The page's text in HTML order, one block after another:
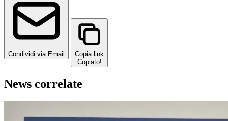
Condividi via Email
Copia link
Copiato!
News correlate